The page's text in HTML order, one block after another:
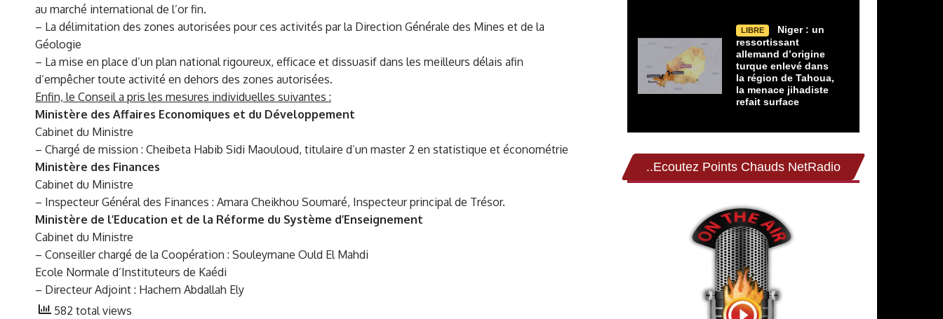
au marché international de l’or fin.
– La délimitation des zones autorisées pour ces activités par la Direction Générale des Mines et de la
Géologie
– La mise en place d’un plan national rigoureux, efficace et dissuasif dans les meilleurs délais afin
d’empêcher toute activité en dehors des zones autorisées.
Enfin, le Conseil a pris les mesures individuelles suivantes :
Ministère des Affaires Economiques et du Développement
Cabinet du Ministre
– Chargé de mission : Cheibeta Habib Sidi Maouloud, titulaire d’un master 2 en statistique et économétrie
Ministère des Finances
Cabinet du Ministre
– Inspecteur Général des Finances : Amara Cheikhou Soumaré, Inspecteur principal de Trésor.
Ministère de l’Education et de la Réforme du Système d’Enseignement
Cabinet du Ministre
– Conseiller chargé de la Coopération : Souleymane Ould El Mahdi
Ecole Normale d’Instituteurs de Kaédi
– Directeur Adjoint : Hachem Abdallah Ely
582 total views
LIBRE
Niger : un
ressortissant
allemand d’origine
turque enlevé dans
la région de Tahoua,
la menace jihadiste
refait surface
..Ecoutez Points Chauds NetRadio